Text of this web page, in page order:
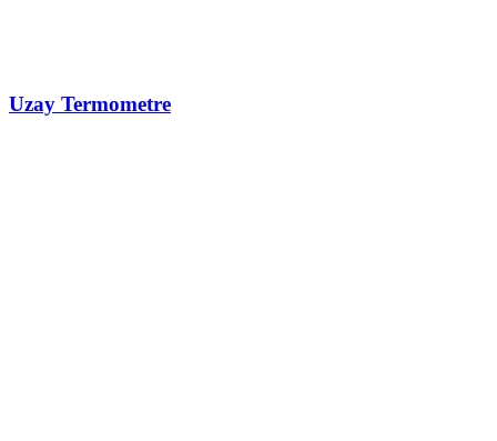
Uzay Termometre